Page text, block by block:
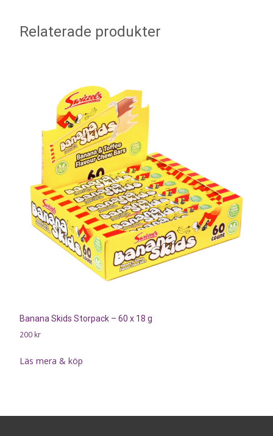
Relaterade produkter
Banana Skids Storpack – 60 x 18 g
200 kr
Läs mera & köp